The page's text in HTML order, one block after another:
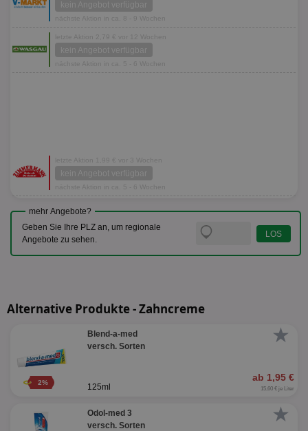
kein Angebot verfügbar
nächste Aktion in ca. 8 - 9 Wochen
letzte Aktion 2,79 € vor 12 Wochen
kein Angebot verfügbar
nächste Aktion in ca. 5 - 6 Wochen
letzte Aktion 1,99 € vor 3 Wochen
kein Angebot verfügbar
nächste Aktion in ca. 5 - 6 Wochen
mehr Angebote?
Geben Sie Ihre PLZ an, um regionale
Angebote zu sehen.
Alternative Produkte - Zahncreme
★
2%
Blend-a-med
versch. Sorten
ab 1,95 €
125ml 15,60 € je Liter
★
Odol-med 3
versch. Sorten